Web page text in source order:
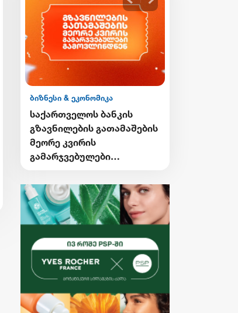
ბიზნესი & ეკონომიკა
საქართველოს ბანკის
გზავნილების გათამაშების
მეორე კვირის
გამარჯვებულები